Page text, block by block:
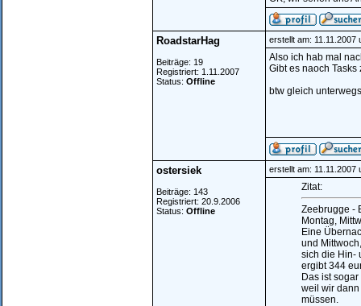
RoadstarHag
Beiträge: 19
Registriert: 1.11.2007
Status: Offline
erstellt am: 11.11.2007
Also ich hab mal
Gibt es naoch
btw gleich
ostersiek
Beiträge: 143
Registriert: 20.9.2006
Status: Offline
erstellt am: 11.11.2007
Zitat:
Zeebrugge -
Montag,
Eine
und
sich die Hin-
ergibt 344
Das ist
weil wir
müssen.